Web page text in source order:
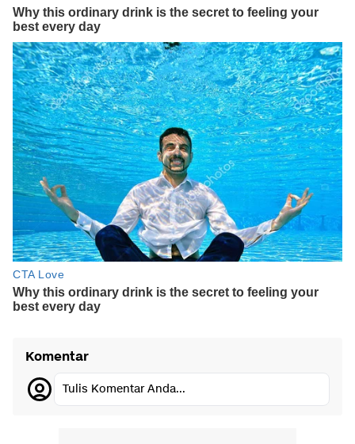
Komentar
Tulis Komentar Anda...